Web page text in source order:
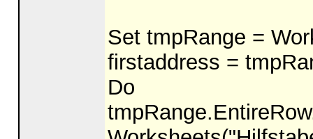
Set tmpRange =
firstaddress =
Do